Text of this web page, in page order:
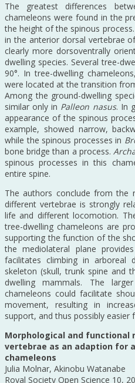
The greatest differences
chameleons were found in the
the height of the spinous
in the anterior dorsal vertebrae
clearly more dorsoventrally
dwelling species. Several tree-
90°. In tree-dwelling
were located at the transition
Among the ground-dwelling
similar only in Palleon nasus. In
appearance of the spinous
example, showed narrow,
while the spinous processes in
bone bridge than a process.
spinous processes in this
entire spine.
The authors conclude from
different vertebrae is strongly
life and different locomotion.
tree-dwelling chameleons are
supporting the function of the
the mediolateral plane
facilitates climbing in arboreal
skeleton (skull, trunk spine and
dwelling mammals. The
chameleons could facilitate
movement, resulting in
support, and thus possibly easier
Morphological and
vertebrae as an adaption for
chameleons
Julia Molnar, Akinobu Watanabe
Royal Society Open Science 10,